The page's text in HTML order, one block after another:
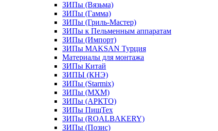
ЗИПы (Вязьма)
ЗИПы (Гамма)
ЗИПы (Гриль-Мастер)
ЗИПы к Пельменным аппаратам
ЗИПы (Импорт)
ЗИПы MAKSAN Турция
Материалы для монтажа
ЗИПы Китай
ЗИПЫ (КНЭ)
ЗИПы (Starmix)
ЗИПы (МХМ)
ЗИПы (АРКТО)
ЗИПы ПищТех
ЗИПы (ROALBAKERY)
ЗИПы (Позис)